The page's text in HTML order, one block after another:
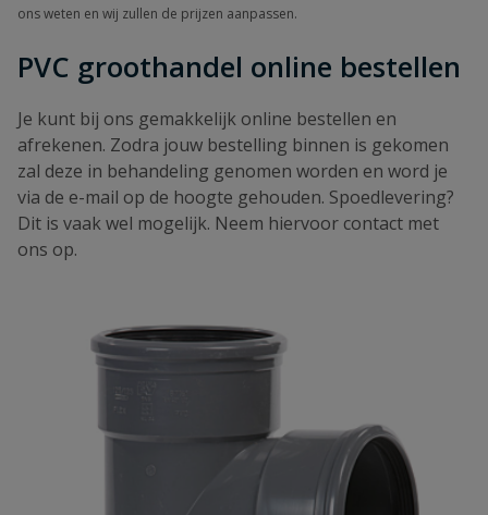
ons weten en wij zullen de prijzen aanpassen.
PVC groothandel online bestellen
Je kunt bij ons gemakkelijk online bestellen en
afrekenen. Zodra jouw bestelling binnen is gekomen
zal deze in behandeling genomen worden en word je
via de e-mail op de hoogte gehouden. Spoedlevering?
Dit is vaak wel mogelijk. Neem hiervoor contact met
ons op.